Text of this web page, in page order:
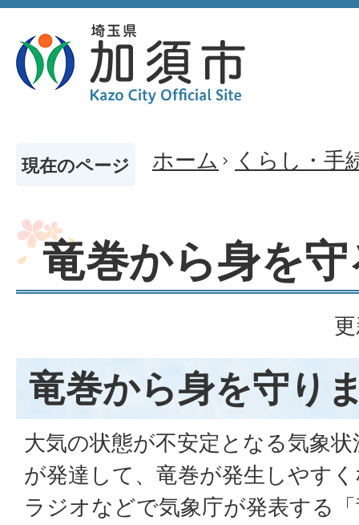
現在のページ ホーム くらし・手
竜巻から身を
竜巻から身を守り
大気の状態が不安定となる気象
が発達して、竜巻が発生しやす
ラジオなどで気象庁が発表する